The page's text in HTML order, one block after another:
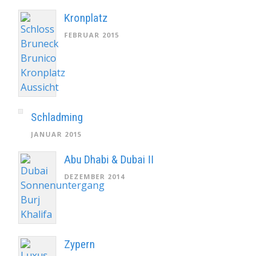
Kronplatz
FEBRUAR 2015
Schladming
JANUAR 2015
Abu Dhabi & Dubai II
DEZEMBER 2014
Zypern